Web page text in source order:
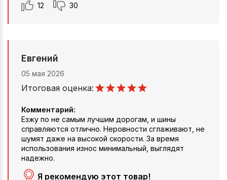
12 30
Евгений
05 мая 2026
Итоговая оценка:
Комментарий:
Езжу по не самым лучшим дорогам, и шины
справляются отлично. Неровности сглаживают, не
шумят даже на высокой скорости. За время
использования износ минимальный, выглядят
надежно.
Я рекомендую этот товар!